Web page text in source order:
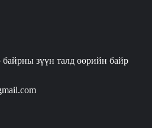
зүүн талд өөрийн байр